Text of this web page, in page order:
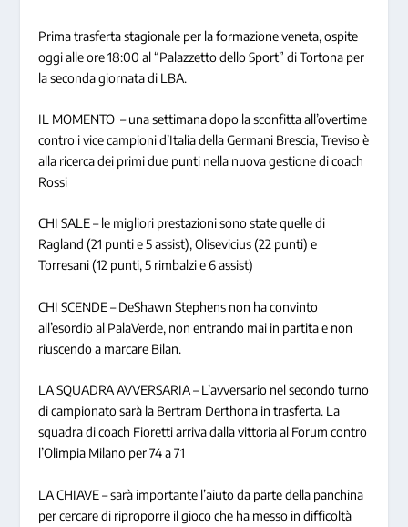
Prima trasferta stagionale per la formazione veneta, ospite
oggi alle ore 18:00 al “Palazzetto dello Sport” di Tortona per
la seconda giornata di LBA.
IL MOMENTO – una settimana dopo la sconfitta all’overtime
contro i vice campioni d’Italia della Germani Brescia, Treviso è
alla ricerca dei primi due punti nella nuova gestione di coach
Rossi
CHI SALE – le migliori prestazioni sono state quelle di
Ragland (21 punti e 5 assist), Olisevicius (22 punti) e
Torresani (12 punti, 5 rimbalzi e 6 assist)
CHI SCENDE – DeShawn Stephens non ha convinto
all’esordio al PalaVerde, non entrando mai in partita e non
riuscendo a marcare Bilan.
LA SQUADRA AVVERSARIA – L’avversario nel secondo turno
di campionato sarà la Bertram Derthona in trasferta. La
squadra di coach Fioretti arriva dalla vittoria al Forum contro
l’Olimpia Milano per 74 a 71
LA CHIAVE – sarà importante l’aiuto da parte della panchina
per cercare di riproporre il gioco che ha messo in difficoltà